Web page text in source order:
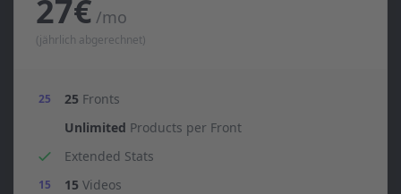
27€ /mo
(jährlich abgerechnet)
25 25 Fronts
Unlimited Products per Front
Extended Stats
15 15 Videos